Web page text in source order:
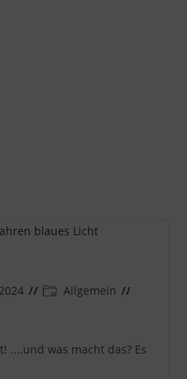
Beitrags-
Allgemein
....und was macht das? Es